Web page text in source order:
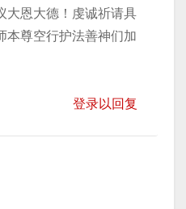
大恩大德！虔诚祈请具
本尊空行护法善神们加
登录以回复